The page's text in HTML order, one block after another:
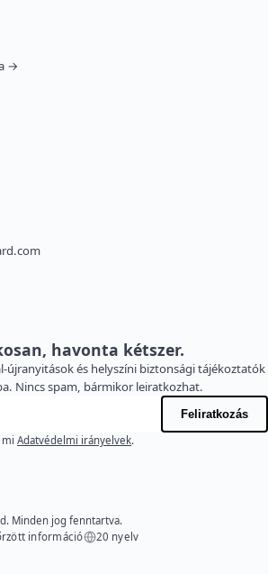
→
havonta kétszer.
újranyitások és helyszíni biztonsági tájékoztatók
Nincs spam, bármikor leiratkozhat.
Feliratkozás
mi Adatvédelmi irányelvek.
Minden jog fenntartva.
információ 20 nyelv